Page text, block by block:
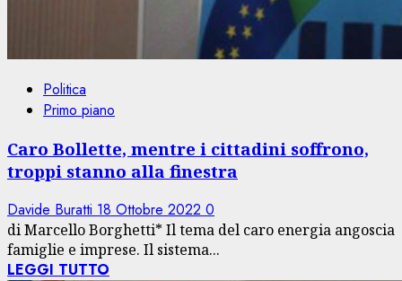
Politica
Primo piano
Caro Bollette, mentre i cittadini soffrono,
troppi stanno alla finestra
Davide Buratti 18 Ottobre 2022 0
di Marcello Borghetti* Il tema del caro energia angoscia
famiglie e imprese. Il sistema...
LEGGI TUTTO